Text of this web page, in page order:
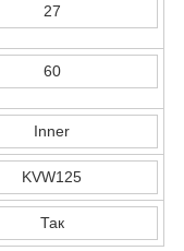
27
60
Inner
KVW125
Так